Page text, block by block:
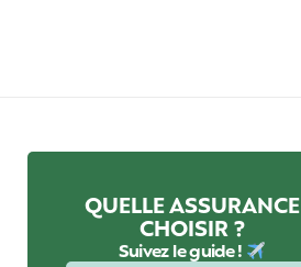
QUELLE ASSURANCE
CHOISIR ?
Suivez le guide !